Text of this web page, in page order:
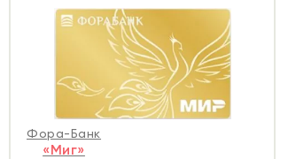
Фора-Банк
«Миг»